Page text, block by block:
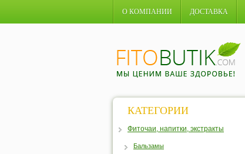
О КОМПАНИИ ДОСТАВКА
КАТЕГОРИИ
Фиточаи, напитки, экстракты
Бальзамы